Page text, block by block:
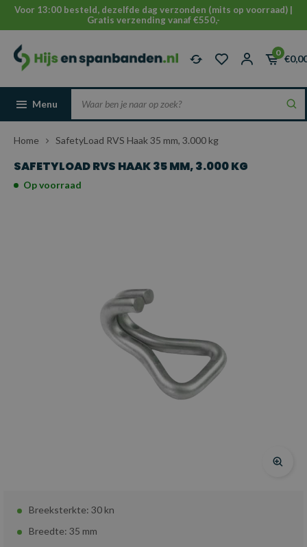
Voor 13:00 besteld, dezelfde dag verzonden (mits op voorraad) |
Gratis verzending vanaf €550,-
0
Menu
Home SafetyLoad RVS Haak 35 mm, 3.000 kg
SAFETYLOAD RVS HAAK 35 MM, 3.000 KG
Op voorraad
Breeksterkte: 30 kn
Breedte: 35 mm